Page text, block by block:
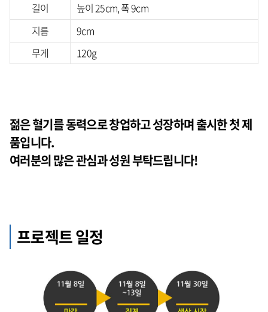
길이
높이 25cm, 폭 9cm
지름
9cm
무게
120g
젊은 혈기를 동력으로 창업하고 성장하며 출시한 첫 제
품입니다.
여러분의 많은 관심과 성원 부탁드립니다!
프로젝트 일정